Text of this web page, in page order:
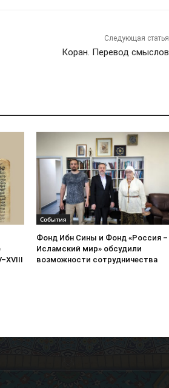
Следующая статья
Коран. Перевод смыслов
События
Фонд Ибн Сины и Фонд «Россия –
Исламский мир» обсудили
возможности сотрудничества